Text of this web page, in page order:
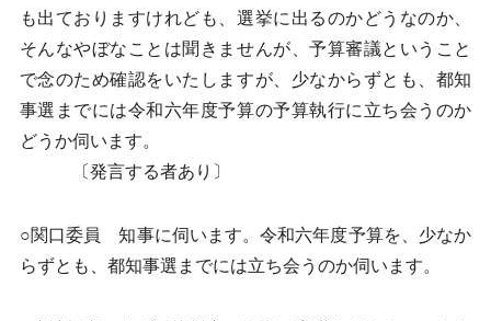
も出ておりますけれども、選挙に出るのかどうなのか、
そんなやぼなことは聞きませんが、予算審議ということ
で念のため確認をいたしますが、少なからずとも、都知
事選までには令和六年度予算の予算執行に立ち会うのか
どうか伺います。
〔発言する者あり〕
○関口委員 知事に伺います。令和六年度予算を、少なか
らずとも、都知事選までには立ち会うのか伺います。